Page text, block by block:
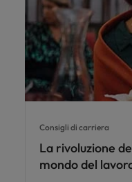
Consigli di carriera
La rivoluzione
mondo del